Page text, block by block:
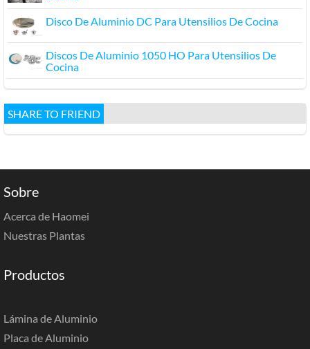
Disco De Aluminio DC Para Utensilios De Cocina
Discos De Aluminio 1050 HO Para Utensilios De
Cocina
SHARE TO FRIEND
Sobre
Acerca de Haomei
Nuestras Plantas
Productos
Lámina de Aluminio
Placa de Aluminio